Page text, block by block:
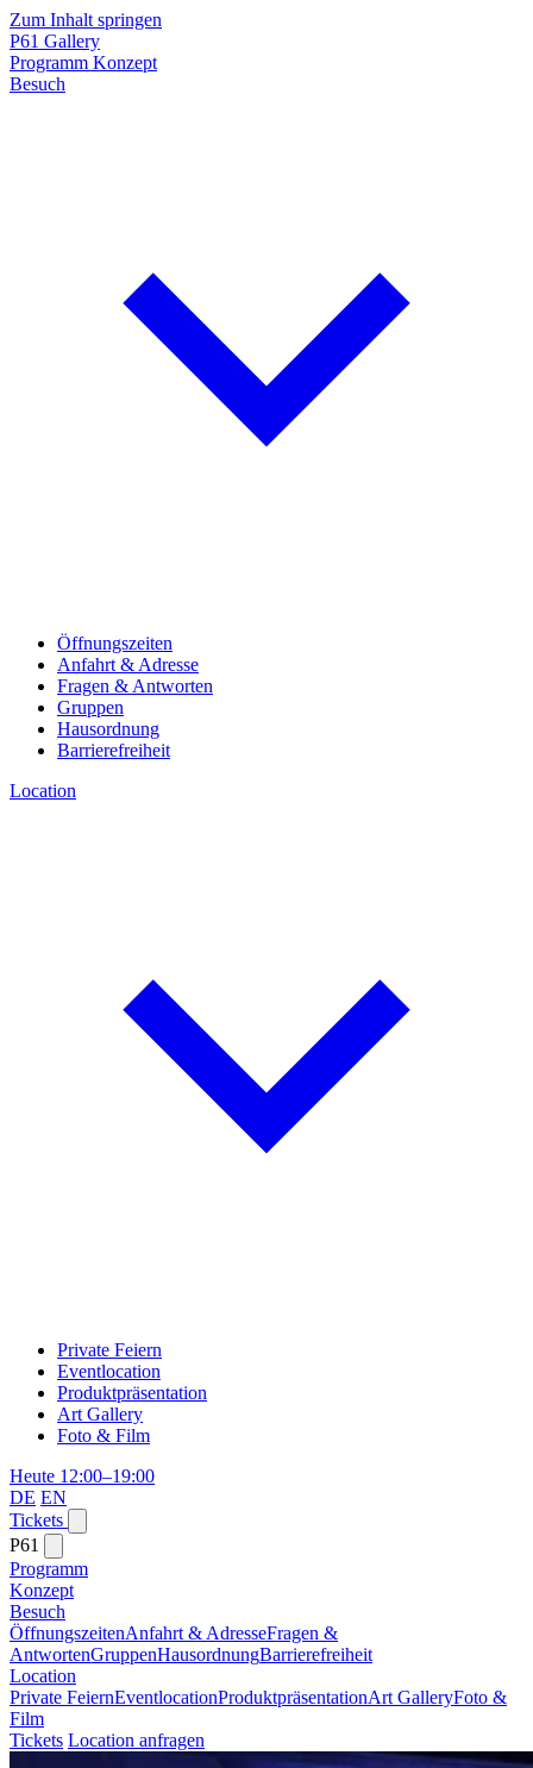
Zum Inhalt springen
P61 Gallery
Programm Konzept
Besuch
Öffnungszeiten
Anfahrt & Adresse
Fragen & Antworten
Gruppen
Hausordnung
Barrierefreiheit
Location
Private Feiern
Eventlocation
Produktpräsentation
Art Gallery
Foto & Film
Heute 12:00–19:00
DE EN
Tickets
P61
Programm
Konzept
Besuch
ÖffnungszeitenAnfahrt & AdresseFragen &
AntwortenGruppenHausordnungBarrierefreiheit
Location
Private FeiernEventlocationProduktpräsentationArt GalleryFoto &
Film
Tickets Location anfragen